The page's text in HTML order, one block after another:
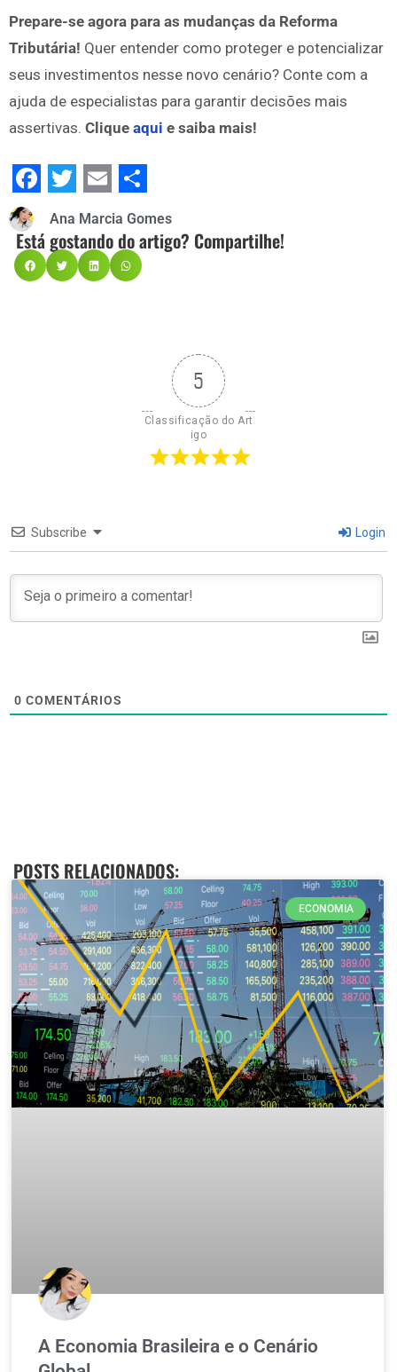
Prepare-se agora para as mudanças da Reforma
Tributária! Quer entender como proteger e potencializar
seus investimentos nesse novo cenário? Conte com a
ajuda de especialistas para garantir decisões mais
assertivas. Clique aqui e saiba mais!
Facebook
Twitter
Email
Share
Ana Marcia Gomes
Está gostando do artigo? Compartilhe!
5
Classificação do Art
igo
Subscribe Login
0 COMENTÁRIOS
POSTS RELACIONADOS:
ECONOMIA
A Economia Brasileira e o Cenário